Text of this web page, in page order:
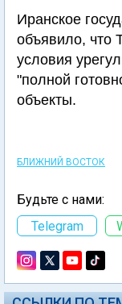
Иранское
объявило, что
условия
"полной
объекты.
БЛИЖНИЙ ВОСТОК
Будьте с нами:
Telegram